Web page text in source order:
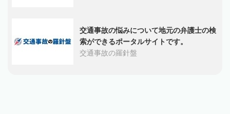
交通事故の悩みについて地元の弁護士の検
索ができるポータルサイトです。
交通事故の羅針盤